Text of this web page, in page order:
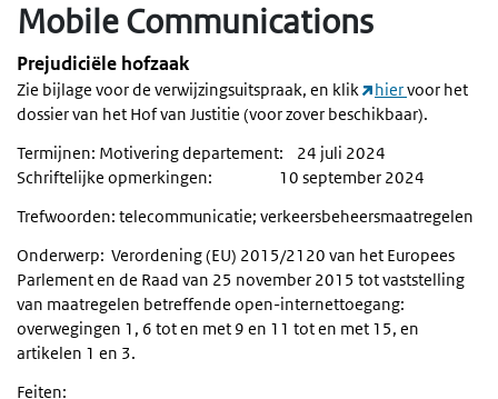
Mobile Communications
Prejudiciële hofzaak
Zie bijlage voor de verwijzingsuitspraak, en klik hiervoor het
dossier van het Hof van Justitie (voor zover beschikbaar).
Termijnen: Motivering departement: 24 juli 2024
Schriftelijke opmerkingen: 10 september 2024
Trefwoorden: telecommunicatie; verkeersbeheersmaatregelen
Onderwerp: Verordening (EU) 2015/2120 van het Europees
Parlement en de Raad van 25 november 2015 tot vaststelling
van maatregelen betreffende open-internettoegang:
overwegingen 1, 6 tot en met 9 en 11 tot en met 15, en
artikelen 1 en 3.
Feiten: